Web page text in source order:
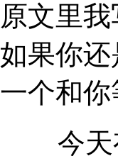
原文里
如果你
一个和
今天有